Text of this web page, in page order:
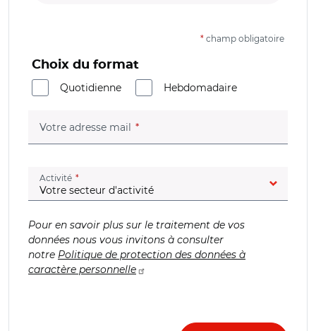
* champ obligatoire
Choix du format
Quotidienne
Hebdomadaire
Votre adresse mail (champ obligatoire)
Activité (champ obligatoire)
Pour en savoir plus sur le traitement de vos
données nous vous invitons à consulter
notre Politique de protection des données à
caractère personnelle